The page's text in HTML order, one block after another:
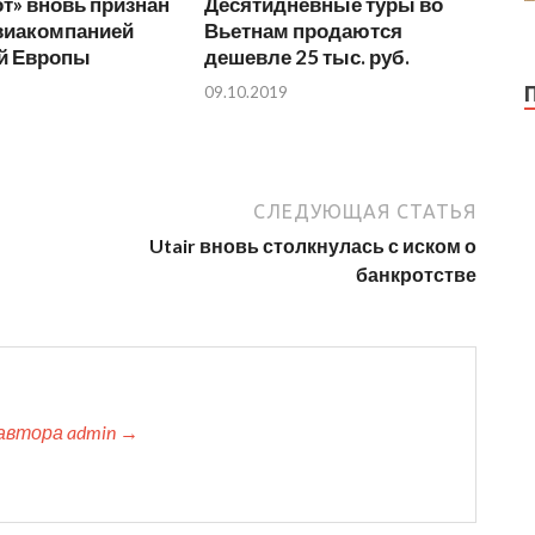
Европы
Вьетнам продаются
дешевле 25 тыс. руб.
09.10.2019
СЛЕДУЮЩАЯ СТАТЬЯ
Utair вновь столкнулась с иском о
банкротстве
admin →